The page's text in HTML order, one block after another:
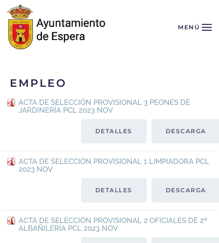
Skip to main content MENÚ
EMPLEO
ACTA DE SELECCIÓN PROVISIONAL 3 PEONES DE
JARDINERÍA PCL 2023 NOV
DESCARGA
DETALLES
ACTA DE SELECCIÓN PROVISIONAL 1 LIMPIADORA PCL
2023 NOV
DESCARGA
DETALLES
ACTA DE SELECCIÓN PROVISIONAL 2 OFICIALES DE 2ª
ALBAÑILERÍA PCL 2023 NOV